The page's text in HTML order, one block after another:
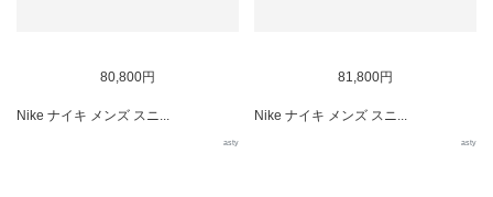
80,800円
Nike ナイキ メンズ スニ...
asty
81,800円
Nike ナイキ メンズ スニ...
asty